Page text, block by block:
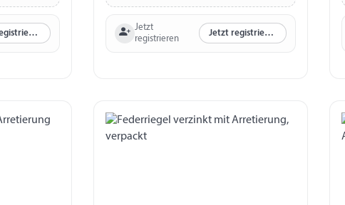
Jetzt registrieren
Jetzt
registrieren
Jetzt registrieren